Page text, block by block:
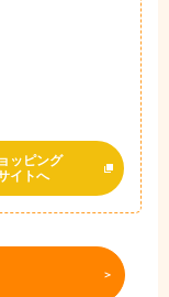
ッピング
イトへ